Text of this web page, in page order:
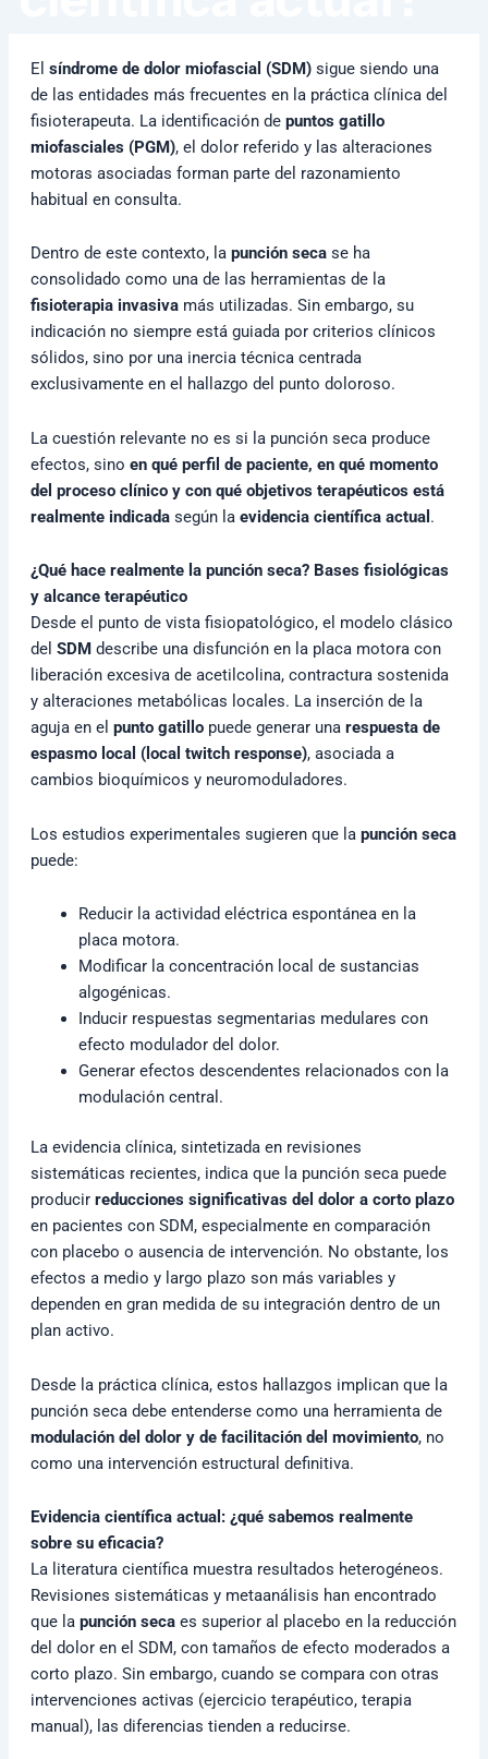
El síndrome de dolor miofascial (SDM)sigue siendo una
de las entidades más frecuentes en la práctica clínica del
fisioterapeuta. La identificación de puntos gatillo
miofasciales (PGM), el dolor referido y las alteraciones
motoras asociadas forman parte del razonamiento
habitual en consulta.
Dentro de este contexto, la punción secase ha
consolidado como una de las herramientas de la
fisioterapia invasivamás utilizadas. Sin embargo, su
indicación no siempre está guiada por criterios clínicos
sólidos, sino por una inercia técnica centrada
exclusivamente en el hallazgo del punto doloroso.
La cuestión relevante no es si la punción seca produce
efectos, sino en qué perfil de paciente, en qué momento
del proceso clínico y con qué objetivos terapéuticos está
realmente indicadasegún la evidencia científica actual .
¿Qué hace realmente la punción seca? Bases fisiológicas
y alcance terapéutico
Desde el punto de vista fisiopatológico, el modelo clásico
del SDMdescribe una disfunción en la placa motora con
liberación excesiva de acetilcolina, contractura sostenida
y alteraciones metabólicas locales. La inserción de la
aguja en el punto gatillopuede generar una respuesta de
espasmo local (local twitch response), asociada a
cambios bioquímicos y neuromoduladores.
Los estudios experimentales sugieren que la punción seca
puede:
Reducir la actividad eléctrica espontánea en la
placa motora.
Modificar la concentración local de sustancias
algogénicas.
Inducir respuestas segmentarias medulares con
efecto modulador del dolor.
Generar efectos descendentes relacionados con la
modulación central.
La evidencia clínica, sintetizada en revisiones
sistemáticas recientes, indica que la punción seca puede
producir reducciones significativas del dolor a corto plazo
en pacientes con SDM, especialmente en comparación
con placebo o ausencia de intervención. No obstante, los
efectos a medio y largo plazo son más variables y
dependen en gran medida de su integración dentro de un
plan activo.
Desde la práctica clínica, estos hallazgos implican que la
punción seca debe entenderse como una herramienta de
modulación del dolor y de facilitación del movimiento, no
como una intervención estructural definitiva.
Evidencia científica actual: ¿qué sabemos realmente
sobre su eficacia?
La literatura científica muestra resultados heterogéneos.
Revisiones sistemáticas y metaanálisis han encontrado
que la punción secaes superior al placebo en la reducción
del dolor en el SDM, con tamaños de efecto moderados a
corto plazo. Sin embargo, cuando se compara con otras
intervenciones activas (ejercicio terapéutico, terapia
manual), las diferencias tienden a reducirse.